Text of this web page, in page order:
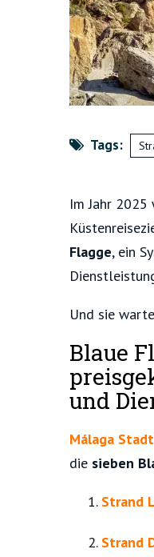
Tags:
Im Jahr
Flagge, ein
Und sie
Blaue
und
Málaga Stadt
die sieben
Strand
Strand